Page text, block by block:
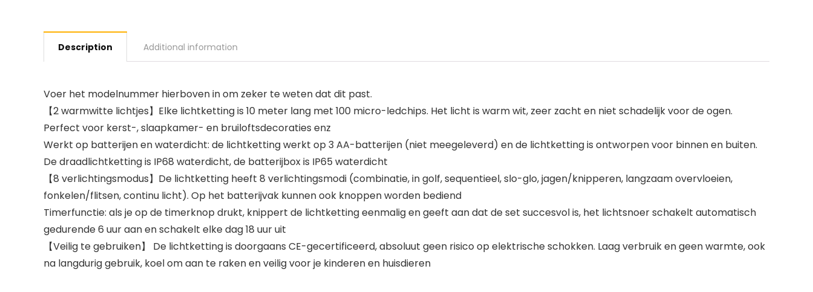
Description Additional information
Voer het modelnummer hierboven in om zeker te weten dat dit past.
【2 warmwitte lichtjes】Elke lichtketting is 10 meter lang met 100 micro-ledchips. Het licht is warm wit, zeer zacht en niet schadelijk voor de ogen.
Perfect voor kerst-, slaapkamer- en bruiloftsdecoraties enz
Werkt op batterijen en waterdicht: de lichtketting werkt op 3 AA-batterijen (niet meegeleverd) en de lichtketting is ontworpen voor binnen en buiten.
De draadlichtketting is IP68 waterdicht, de batterijbox is IP65 waterdicht
【8 verlichtingsmodus】De lichtketting heeft 8 verlichtingsmodi (combinatie, in golf, sequentieel, slo-glo, jagen/knipperen, langzaam overvloeien,
fonkelen/flitsen, continu licht). Op het batterijvak kunnen ook knoppen worden bediend
Timerfunctie: als je op de timerknop drukt, knippert de lichtketting eenmalig en geeft aan dat de set succesvol is, het lichtsnoer schakelt automatisch
gedurende 6 uur aan en schakelt elke dag 18 uur uit
【Veilig te gebruiken】 De lichtketting is doorgaans CE-gecertificeerd, absoluut geen risico op elektrische schokken. Laag verbruik en geen warmte, ook
na langdurig gebruik, koel om aan te raken en veilig voor je kinderen en huisdieren